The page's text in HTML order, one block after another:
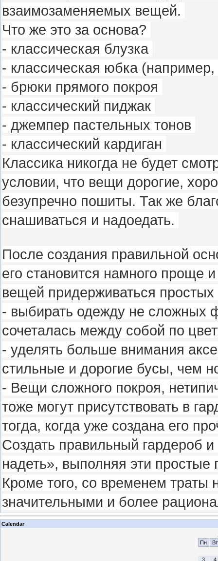
взаимозаменяемых вещей.
Что же это за основа?
- классическая блузка
- классическая юбка
- брюки прямого покроя
- классический пиджак
- джемпер пастельных тонов
- классический кардиган
Классика никогда не будет
условии, что вещи дорогие,
безупречно пошиты. Так же
снашиваться и надоедать.
После создания правильной
его становится намного проще
вещей придерживаться
- выбирать одежду не сложных
сочеталась между собой по
- уделять больше внимания
стильные и дорогие бусы, чем
- Вещи сложного покроя,
тоже могут присутствовать в
тогда, когда уже создана его
Создать правильный гардероб
надеть», выполняя эти
Кроме того, со временем траты
значительными и более
Calendar
Пн
Вт
3 4